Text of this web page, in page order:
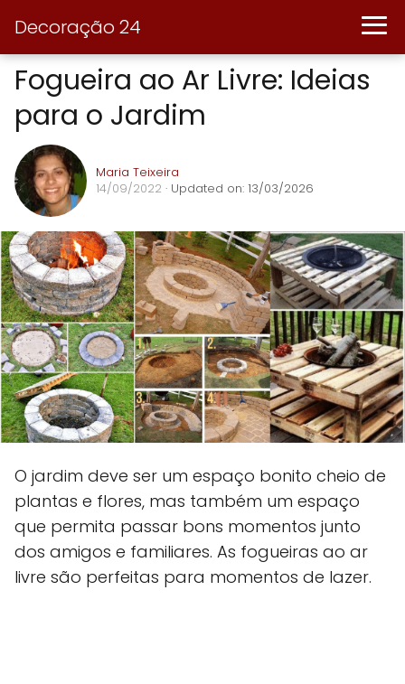
Decoração 24
Fogueira ao Ar Livre: Ideias
para o Jardim
Maria Teixeira
14/09/2022 · Updated on: 13/03/2026
O jardim deve ser um espaço bonito cheio de
plantas e flores, mas também um espaço
que permita passar bons momentos junto
dos amigos e familiares. As fogueiras ao ar
livre são perfeitas para momentos de lazer.